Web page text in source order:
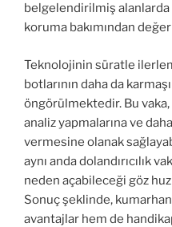
belgelendirilmiş alanlarda
koruma bakımından
Teknolojinin süratle
botlarının daha da
öngörülmektedir. Bu vaka,
analiz yapmalarına ve
vermesine olanak
aynı anda dolandırıcılık
neden açabileceği göz
Sonuç şeklinde,
avantajlar hem de